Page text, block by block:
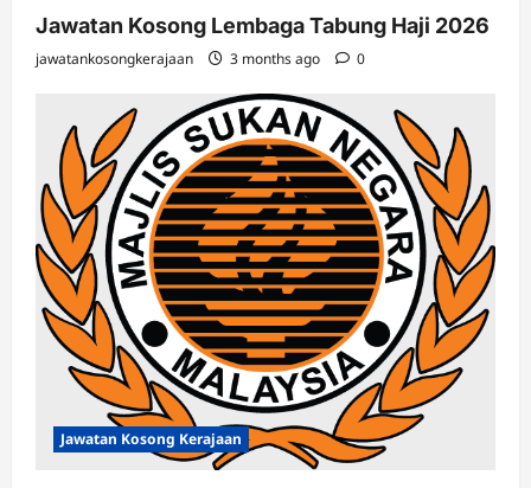
Jawatan Kosong Lembaga Tabung Haji 2026
jawatankosongkerajaan 3 months ago 0
Jawatan Kosong Kerajaan